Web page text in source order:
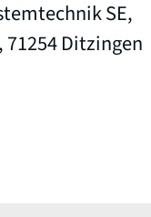
SE,
71254 Ditzingen